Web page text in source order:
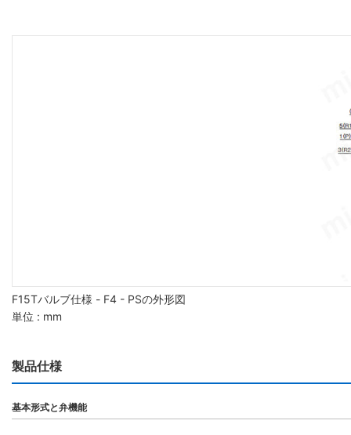
F15Tバルブ仕様 - F4 - PSの外形図
単位 : mm
製品仕様
基本形式と弁機能